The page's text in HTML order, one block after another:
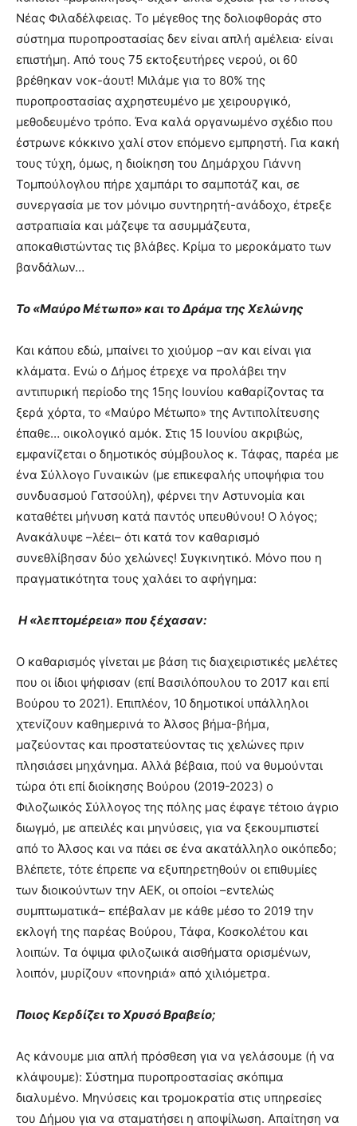
Νέας Φιλαδέλφειας. Το μέγεθος της δολιοφθοράς στο
σύστημα πυροπροστασίας δεν είναι απλή αμέλεια· είναι
επιστήμη. ​Από τους 75 εκτοξευτήρες νερού, οι 60
βρέθηκαν νοκ-άουτ! ​Μιλάμε για το 80% της
πυροπροστασίας αχρηστευμένο με χειρουργικό,
μεθοδευμένο τρόπο. ​Ένα καλά οργανωμένο σχέδιο που
έστρωνε κόκκινο χαλί στον επόμενο εμπρηστή. Για κακή
τους τύχη, όμως, η διοίκηση του Δημάρχου Γιάννη
Τομπούλογλου πήρε χαμπάρι το σαμποτάζ και, σε
συνεργασία με τον μόνιμο συντηρητή-ανάδοχο, έτρεξε
αστραπιαία και μάζεψε τα ασυμμάζευτα,
αποκαθιστώντας τις βλάβες. Κρίμα το μεροκάματο των
βανδάλων… ​
Το «Μαύρο Μέτωπο» και το Δράμα της Χελώνης
​Και κάπου εδώ, μπαίνει το χιούμορ –αν και είναι για
κλάματα. Ενώ ο Δήμος έτρεχε να προλάβει την
αντιπυρική περίοδο της 15ης Ιουνίου καθαρίζοντας τα
ξερά χόρτα, το «Μαύρο Μέτωπο» της Αντιπολίτευσης
έπαθε… οικολογικό αμόκ. ​Στις 15 Ιουνίου ακριβώς,
εμφανίζεται ο δημοτικός σύμβουλος κ. Τάφας, παρέα με
ένα Σύλλογο Γυναικών (με επικεφαλής υποψήφια του
συνδυασμού Γατσούλη), φέρνει την Αστυνομία και
καταθέτει μήνυση κατά παντός υπευθύνου! Ο λόγος;
Ανακάλυψε –λέει– ότι κατά τον καθαρισμό
συνεθλίβησαν δύο χελώνες! ​Συγκινητικό. Μόνο που η
πραγματικότητα τους χαλάει το αφήγημα:
​ Η «λεπτομέρεια» που ξέχασαν:
Ο καθαρισμός γίνεται με βάση τις διαχειριστικές μελέτες
που οι ίδιοι ψήφισαν (επί Βασιλόπουλου το 2017 και επί
Βούρου το 2021). Επιπλέον, 10 δημοτικοί υπάλληλοι
χτενίζουν καθημερινά το Άλσος βήμα-βήμα,
μαζεύοντας και προστατεύοντας τις χελώνες πριν
πλησιάσει μηχάνημα. ​Αλλά βέβαια, πού να θυμούνται
τώρα ότι επί διοίκησης Βούρου (2019-2023) ο
Φιλοζωικός Σύλλογος της πόλης μας έφαγε τέτοιο άγριο
διωγμό, με απειλές και μηνύσεις, για να ξεκουμπιστεί
από το Άλσος και να πάει σε ένα ακατάλληλο οικόπεδο;
Βλέπετε, τότε έπρεπε να εξυπηρετηθούν οι επιθυμίες
των διοικούντων την ΑΕΚ, οι οποίοι –εντελώς
συμπτωματικά– επέβαλαν με κάθε μέσο το 2019 την
εκλογή της παρέας Βούρου, Τάφα, Κοσκολέτου και
λοιπών. ​Τα όψιμα φιλοζωικά αισθήματα ορισμένων,
λοιπόν, μυρίζουν «πονηριά» από χιλιόμετρα. ​
Ποιος Κερδίζει το Χρυσό Βραβείο;
​Ας κάνουμε μια απλή πρόσθεση για να γελάσουμε (ή να
κλάψουμε): ​Σύστημα πυροπροστασίας σκόπιμα
διαλυμένο. ​Μηνύσεις και τρομοκρατία στις υπηρεσίες
του Δήμου για να σταματήσει η αποψίλωση. ​Απαίτηση να